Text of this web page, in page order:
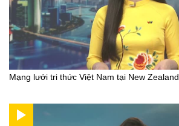
Mạng lưới tri thức Việt Nam tại New Zealand